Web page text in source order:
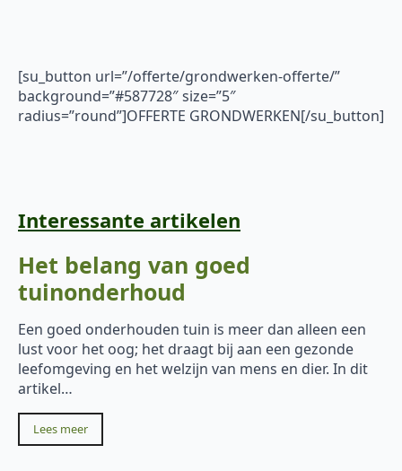
[su_button url=”/offerte/grondwerken-offerte/”
background=”#587728″ size=”5″
radius=”round”]OFFERTE GRONDWERKEN[/su_button]
Interessante artikelen
Het belang van goed
tuinonderhoud
Een goed onderhouden tuin is meer dan alleen een
lust voor het oog; het draagt bij aan een gezonde
leefomgeving en het welzijn van mens en dier. In dit
artikel…
Lees meer